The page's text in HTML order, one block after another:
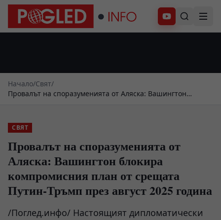
Абонирай се
Начало/Свят/
Провалът на споразуменията от Аляска: Вашингтон
СВЯТ
Провалът на споразуменията от
Аляска: Вашингтон блокира
компромисния план от срещата
Путин-Тръмп през август 2025 година
/Поглед.инфо/ Настоящият дипломатически